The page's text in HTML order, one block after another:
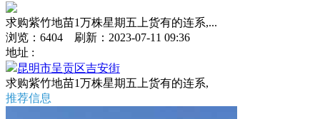
求购紫竹地苗1万株星期五上货有的连系,...
浏览：6404 刷新：2023-07-11 09:36
地址 :
昆明市呈贡区吉安街
求购紫竹地苗1万株星期五上货有的连系,
推荐信息